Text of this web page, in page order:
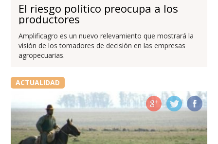
El riesgo político preocupa a los
productores
Amplificagro es un nuevo relevamiento que mostrará la
visión de los tomadores de decisión en las empresas
agropecuarias.
ACTUALIDAD